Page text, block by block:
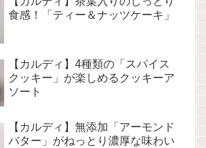
食感！「ティー＆ナッツケーキ」
【カルディ】4種類の「スパイス
クッキー」が楽しめるクッキーア
ソート
【カルディ】無添加「アーモンド
バター」がねっとり濃厚な味わい